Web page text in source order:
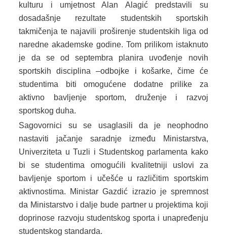
kulturu i umjetnost Alan Alagić predstavili su
dosadašnje rezultate studentskih sportskih
takmičenja te najavili proširenje studentskih liga od
naredne akademske godine. Tom prilikom istaknuto
je da se od septembra planira uvođenje novih
sportskih disciplina –odbojke i košarke, čime će
studentima biti omogućene dodatne prilike za
aktivno bavljenje sportom, druženje i razvoj
sportskog duha.
Sagovornici su se usaglasili da je neophodno
nastaviti jačanje saradnje između Ministarstva,
Univerziteta u Tuzli i Studentskog parlamenta kako
bi se studentima omogućili kvalitetniji uslovi za
bavljenje sportom i učešće u različitim sportskim
aktivnostima. Ministar Gazdić izrazio je spremnost
da Ministarstvo i dalje bude partner u projektima koji
doprinose razvoju studentskog sporta i unapređenju
studentskog standarda.
SLOBODA PRISTUPA INFORMACIJAMA
ARHIVA
KULTURA
SPORT
MLADI
KONTAKT